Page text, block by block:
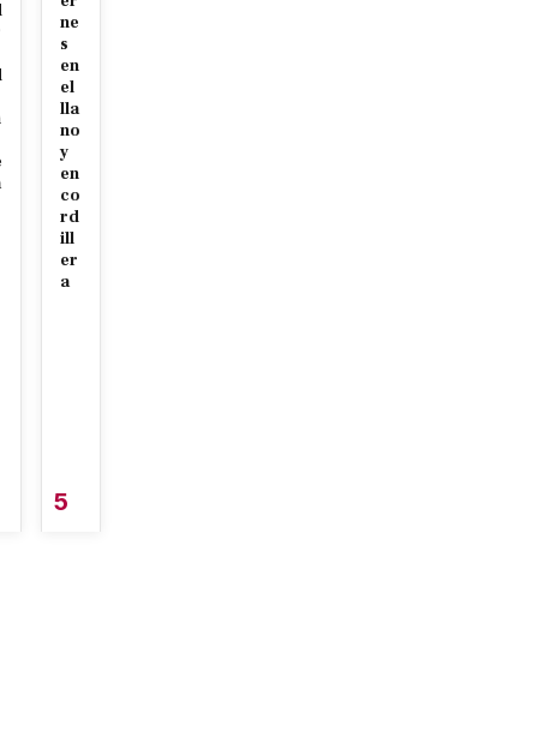
ne
s
en
el
lla
no
y
en
co
rd
ill
er
a
5